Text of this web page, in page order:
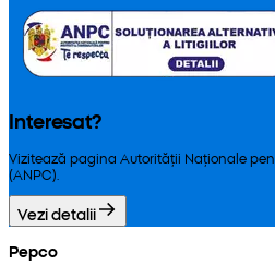
Interesat?
Vizitează pagina Autorității Naționale
(ANPC).
Vezi detalii
Pepco